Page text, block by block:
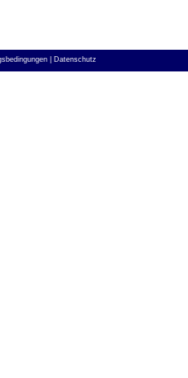
| Datenschutz